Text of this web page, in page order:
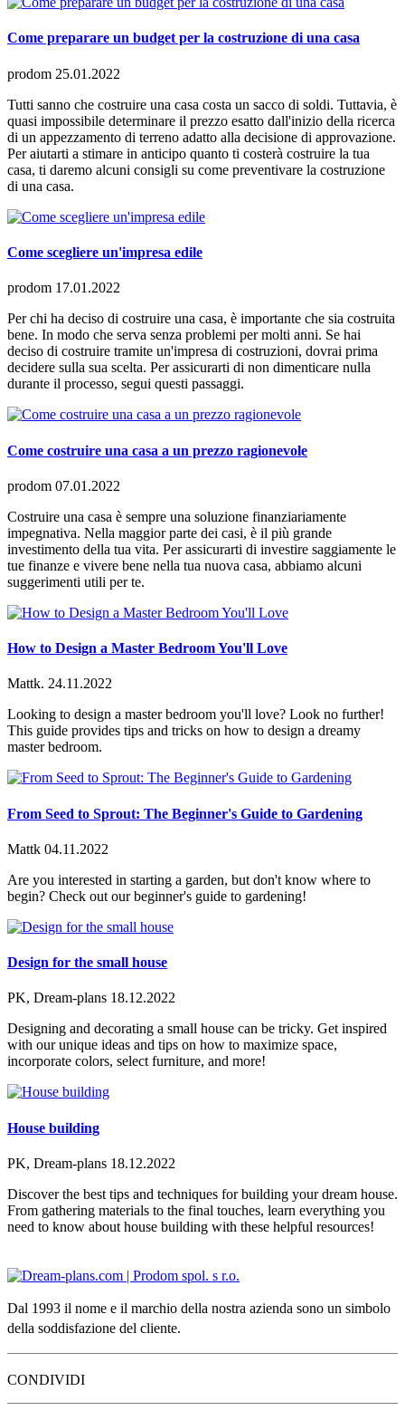
Come preparare un budget per la costruzione di una casa
prodom 25.01.2022
Tutti sanno che costruire una casa costa un sacco di soldi. Tuttavia, è
quasi impossibile determinare il prezzo esatto dall'inizio della ricerca
di un appezzamento di terreno adatto alla decisione di approvazione.
Per aiutarti a stimare in anticipo quanto ti costerà costruire la tua
casa, ti daremo alcuni consigli su come preventivare la costruzione
di una casa.
Come scegliere un'impresa edile
prodom 17.01.2022
Per chi ha deciso di costruire una casa, è importante che sia costruita
bene. In modo che serva senza problemi per molti anni. Se hai
deciso di costruire tramite un'impresa di costruzioni, dovrai prima
decidere sulla sua scelta. Per assicurarti di non dimenticare nulla
durante il processo, segui questi passaggi.
Come costruire una casa a un prezzo ragionevole
prodom 07.01.2022
Costruire una casa è sempre una soluzione finanziariamente
impegnativa. Nella maggior parte dei casi, è il più grande
investimento della tua vita. Per assicurarti di investire saggiamente le
tue finanze e vivere bene nella tua nuova casa, abbiamo alcuni
suggerimenti utili per te.
How to Design a Master Bedroom You'll Love
Mattk. 24.11.2022
Looking to design a master bedroom you'll love? Look no further!
This guide provides tips and tricks on how to design a dreamy
master bedroom.
From Seed to Sprout: The Beginner's Guide to Gardening
Mattk 04.11.2022
Are you interested in starting a garden, but don't know where to
begin? Check out our beginner's guide to gardening!
Design for the small house
PK, Dream-plans 18.12.2022
Designing and decorating a small house can be tricky. Get inspired
with our unique ideas and tips on how to maximize space,
incorporate colors, select furniture, and more!
House building
PK, Dream-plans 18.12.2022
Discover the best tips and techniques for building your dream house.
From gathering materials to the final touches, learn everything you
need to know about house building with these helpful resources!
Dal 1993 il nome e il marchio della nostra azienda sono un simbolo
della soddisfazione del cliente.
CONDIVIDI